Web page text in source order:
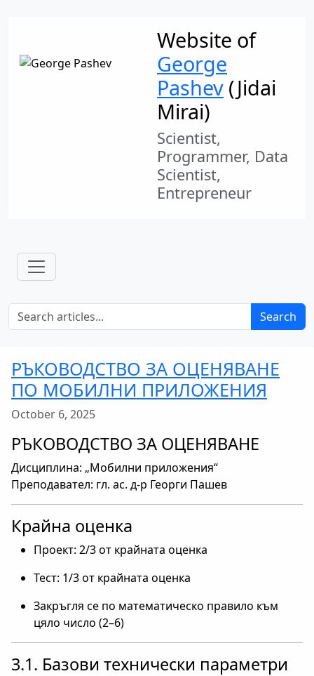
Website of
George
Pashev (Jidai
Mirai)
Scientist,
Programmer, Data
Scientist,
Entrepreneur
Search
РЪКОВОДСТВО ЗА ОЦЕНЯВАНЕ
ПО МОБИЛНИ ПРИЛОЖЕНИЯ
October 6, 2025
РЪКОВОДСТВО ЗА ОЦЕНЯВАНЕ
Дисциплина: „Мобилни приложения“
Преподавател: гл. ас. д-р Георги Пашев
Крайна оценка
Проект: 2/3 от крайната оценка
Тест: 1/3 от крайната оценка
Закръгля се по математическо правило към
цяло число (2–6)
3.1. Базови технически параметри